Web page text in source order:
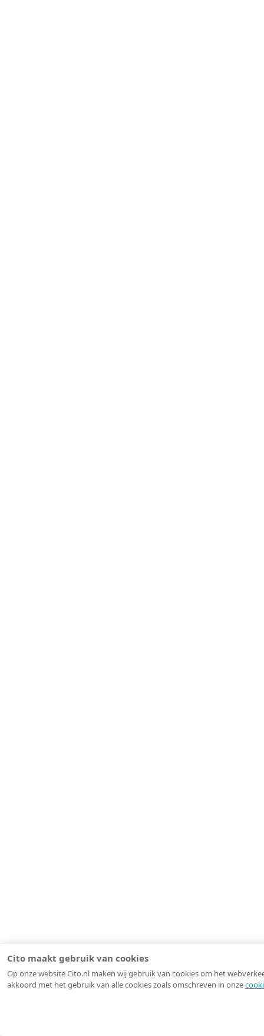
Cito maakt gebruik van cookies
Op onze website Cito.nl maken wij gebruik van cookies om het
akkoord met het gebruik van alle cookies zoals omschreven in onze